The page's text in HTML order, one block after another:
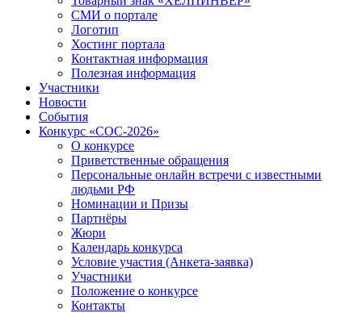
СМИ о портале
Логотип
Хостинг портала
Контактная информация
Полезная информация
Участники
Новости
События
Конкурс «СОС-2026»
О конкурсе
Приветственные обращения
Персональные онлайн встречи с известными
людьми РФ
Номинации и Призы
Партнёры
Жюри
Календарь конкурса
Условие участия (Анкета-заявка)
Участники
Положение о конкурсе
Контакты